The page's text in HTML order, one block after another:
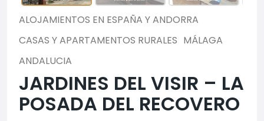
ALOJAMIENTOS EN ESPAÑA Y ANDORRA
CASAS Y APARTAMENTOS RURALES MÁLAGA
ANDALUCIA
JARDINES DEL VISIR – LA
POSADA DEL RECOVERO